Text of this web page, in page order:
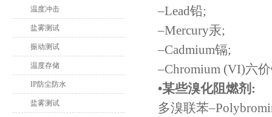
温度冲击
盐雾测试
振动测试
温度存储
IP防尘防水
盐雾测试
–Lead铅;
–Mercury汞;
–Cadmium镉;
–Chromium (VI)六
•某些溴化阻燃剂:
多溴联苯